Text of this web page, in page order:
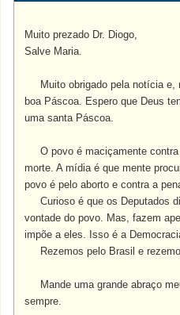
Muito prezado Dr. Diogo,
Salve Maria.
Muito obrigado pela notícia e,
boa Páscoa. Espero que Deus
uma santa Páscoa.
O povo é maciçamente contra
morte. A mídia é que mente
povo é pelo aborto e contra a
Curioso é que os Deputados
vontade do povo. Mas, fazem
impõe a eles. Isso é a
Rezemos pelo Brasil e
Mande uma grande abraço
sempre.